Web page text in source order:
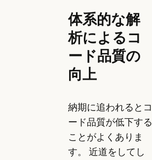
体系的な解
析によるコ
ード品質の
向上
納期に追われるとコ
ード品質が低下する
ことがよくありま
す。 近道をしてし